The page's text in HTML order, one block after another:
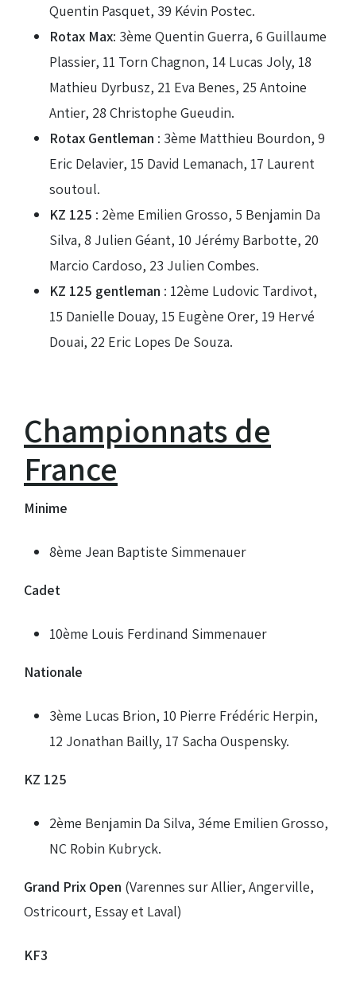
Quentin Pasquet, 39 Kévin Postec.
Rotax Max: 3ème Quentin Guerra, 6 Guillaume
Plassier, 11 Torn Chagnon, 14 Lucas Joly, 18
Mathieu Dyrbusz, 21 Eva Benes, 25 Antoine
Antier, 28 Christophe Gueudin.
Rotax Gentleman : 3ème Matthieu Bourdon, 9
Eric Delavier, 15 David Lemanach, 17 Laurent
soutoul.
KZ 125 : 2ème Emilien Grosso, 5 Benjamin Da
Silva, 8 Julien Géant, 10 Jérémy Barbotte, 20
Marcio Cardoso, 23 Julien Combes.
KZ 125 gentleman : 12ème Ludovic Tardivot,
15 Danielle Douay, 15 Eugène Orer, 19 Hervé
Douai, 22 Eric Lopes De Souza.
Championnats de
France
Minime
8ème Jean Baptiste Simmenauer
Cadet
10ème Louis Ferdinand Simmenauer
Nationale
3ème Lucas Brion, 10 Pierre Frédéric Herpin,
12 Jonathan Bailly, 17 Sacha Ouspensky.
KZ 125
2ème Benjamin Da Silva, 3éme Emilien Grosso,
NC Robin Kubryck.
Grand Prix Open (Varennes sur Allier, Angerville,
Ostricourt, Essay et Laval)
KF3